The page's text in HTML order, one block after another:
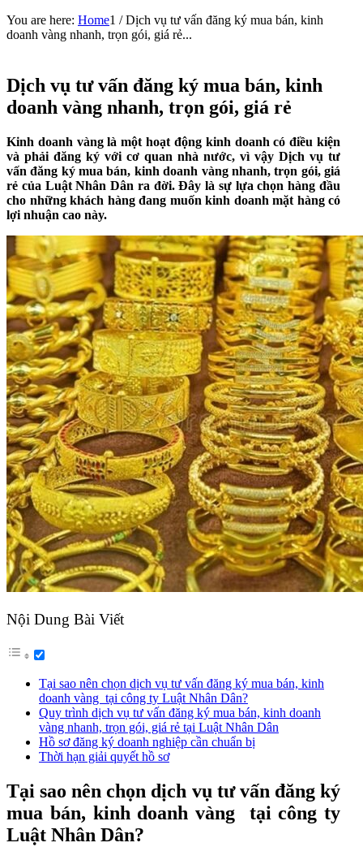
You are here: Home1 / Dịch vụ tư vấn đăng ký mua bán, kinh
doanh vàng nhanh, trọn gói, giá rẻ...
Dịch vụ tư vấn đăng ký mua bán, kinh
doanh vàng nhanh, trọn gói, giá rẻ
Kinh doanh vàng là một hoạt động kinh doanh có điều kiện
và phải đăng ký với cơ quan nhà nước, vì vậy Dịch vụ tư
vấn đăng ký mua bán, kinh doanh vàng nhanh, trọn gói, giá
rẻ của Luật Nhân Dân ra đời. Đây là sự lựa chọn hàng đầu
cho những khách hàng đang muốn kinh doanh mặt hàng có
lợi nhuận cao này.
Nội Dung Bài Viết
Tại sao nên chọn dịch vụ tư vấn đăng ký mua bán, kinh
doanh vàng tại công ty Luật Nhân Dân?
Quy trình dịch vụ tư vấn đăng ký mua bán, kinh doanh
vàng nhanh, trọn gói, giá rẻ tại Luật Nhân Dân
Hồ sơ đăng ký doanh nghiệp cần chuẩn bị
Thời hạn giải quyết hồ sơ
Tại sao nên chọn dịch vụ tư vấn đăng ký
mua bán, kinh doanh vàng tại công ty
Luật Nhân Dân?